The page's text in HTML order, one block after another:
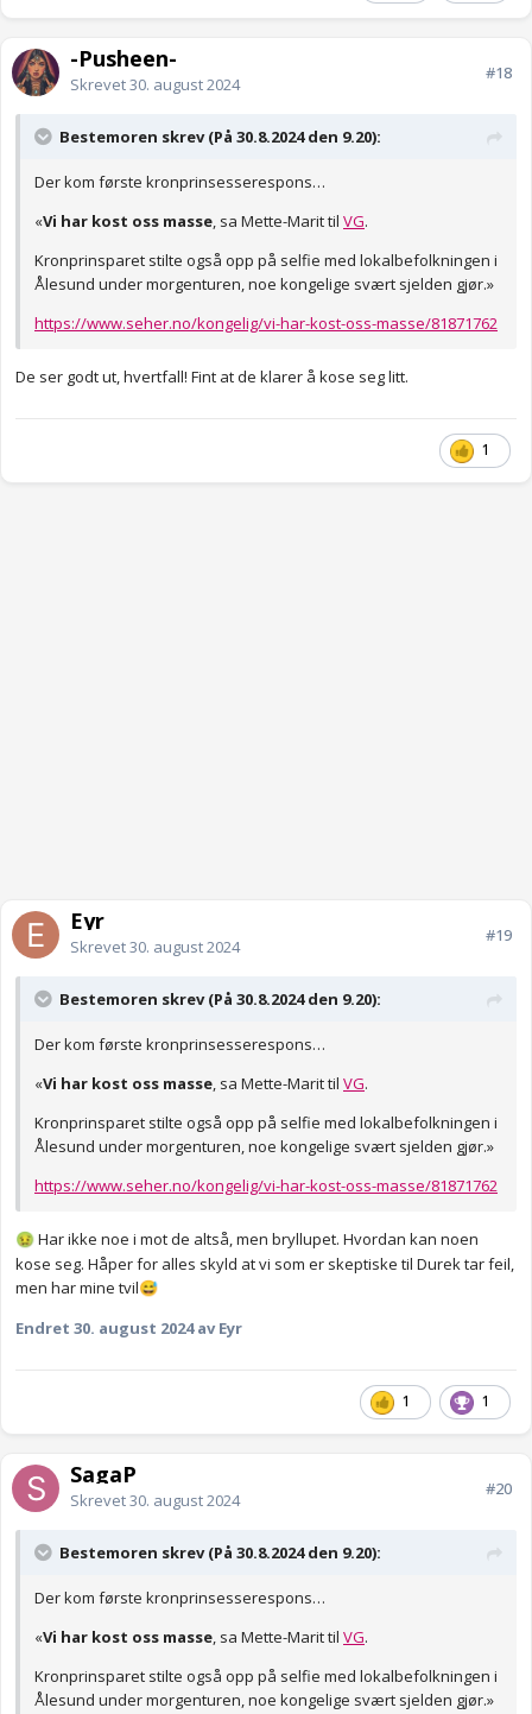
-Pusheen-
Skrevet30. august 2024
#18
Bestemoren skrev (På 30.8.2024 den 9.20):
Der kom første kronprinsesserespons…
«Vi har kost oss masse, sa Mette-Marit til VG.
Kronprinsparet stilte også opp på selfie med lokalbefolkningen i
Ålesund under morgenturen, noe kongelige svært sjelden gjør.»
https://www.seher.no/kongelig/vi-har-kost-oss-masse/81871762
De ser godt ut, hvertfall! Fint at de klarer å kose seg litt.
1
Eyr
Skrevet30. august 2024
#19
Bestemoren skrev (På 30.8.2024 den 9.20):
Der kom første kronprinsesserespons…
«Vi har kost oss masse, sa Mette-Marit til VG.
Kronprinsparet stilte også opp på selfie med lokalbefolkningen i
Ålesund under morgenturen, noe kongelige svært sjelden gjør.»
https://www.seher.no/kongelig/vi-har-kost-oss-masse/81871762
🤢 Har ikke noe i mot de altså, men bryllupet. Hvordan kan noen
kose seg. Håper for alles skyld at vi som er skeptiske til Durek tar feil,
men har mine tvil😅
Endret 30. august 2024av Eyr
1 1
SagaP
Skrevet30. august 2024
#20
Bestemoren skrev (På 30.8.2024 den 9.20):
Der kom første kronprinsesserespons…
«Vi har kost oss masse, sa Mette-Marit til VG.
Kronprinsparet stilte også opp på selfie med lokalbefolkningen i
Ålesund under morgenturen, noe kongelige svært sjelden gjør.»